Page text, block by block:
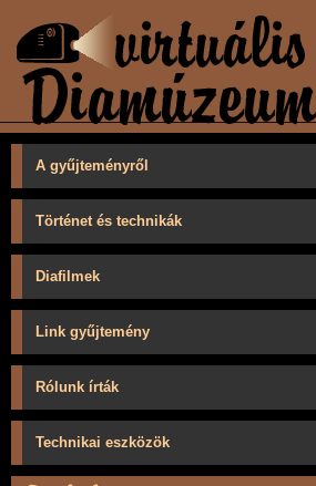
A gyűjteményről
Történet és technikák
Diafilmek
Link gyűjtemény
Rólunk írták
Technikai eszközök